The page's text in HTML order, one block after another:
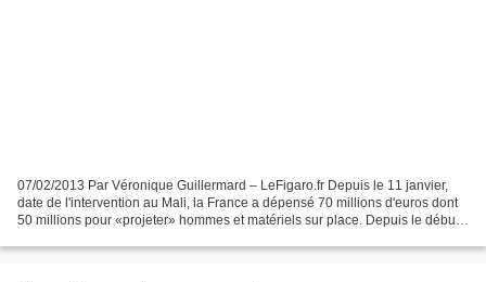
07/02/2013 Par Véronique Guillermard – LeFigaro.fr Depuis le 11 janvier,
date de l'intervention au Mali, la France a dépensé 70 millions d'euros dont
50 millions pour «projeter» hommes et matériels sur place. Depuis le début